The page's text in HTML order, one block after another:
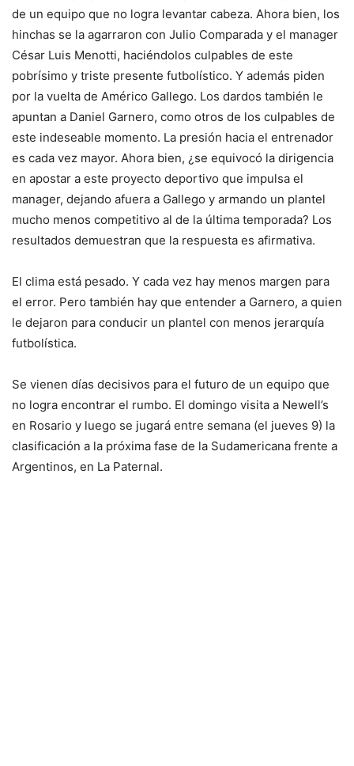
de un equipo que no logra levantar cabeza. Ahora bien, los
hinchas se la agarraron con Julio Comparada y el manager
César Luis Menotti, haciéndolos culpables de este
pobrísimo y triste presente futbolístico. Y además piden
por la vuelta de Américo Gallego. Los dardos también le
apuntan a Daniel Garnero, como otros de los culpables de
este indeseable momento. La presión hacia el entrenador
es cada vez mayor. Ahora bien, ¿se equivocó la dirigencia
en apostar a este proyecto deportivo que impulsa el
manager, dejando afuera a Gallego y armando un plantel
mucho menos competitivo al de la última temporada? Los
resultados demuestran que la respuesta es afirmativa.
El clima está pesado. Y cada vez hay menos margen para
el error. Pero también hay que entender a Garnero, a quien
le dejaron para conducir un plantel con menos jerarquía
futbolística.
Se vienen días decisivos para el futuro de un equipo que
no logra encontrar el rumbo. El domingo visita a Newell’s
en Rosario y luego se jugará entre semana (el jueves 9) la
clasificación a la próxima fase de la Sudamericana frente a
Argentinos, en La Paternal.